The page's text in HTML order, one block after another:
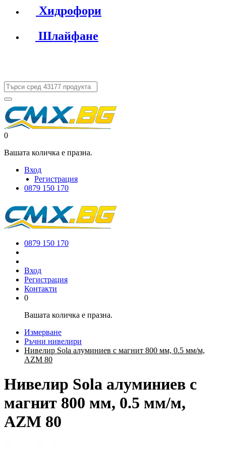
Хидрофори
Шлайфане
0
Вашата количка е празна.
Вход
Регистрация
0879 150 170
0879 150 170
Вход
Регистрация
Контакти
0
Вашата количка е празна.
Измерване
Ръчни нивелири
Нивелир Sola алуминиев с магнит 800 мм, 0.5 мм/м,
AZM 80
Нивелир Sola алуминиев с
магнит 800 мм, 0.5 мм/м,
AZM 80